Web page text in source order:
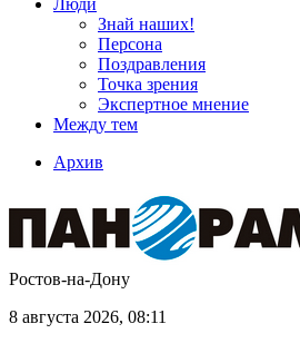
Люди
Знай наших!
Персона
Поздравления
Точка зрения
Экспертное мнение
Между тем
Архив
Ростов-на-Дону
8 августа 2026, 08:11